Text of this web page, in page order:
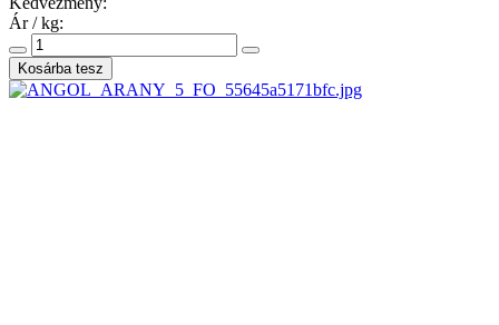
Ár / kg: